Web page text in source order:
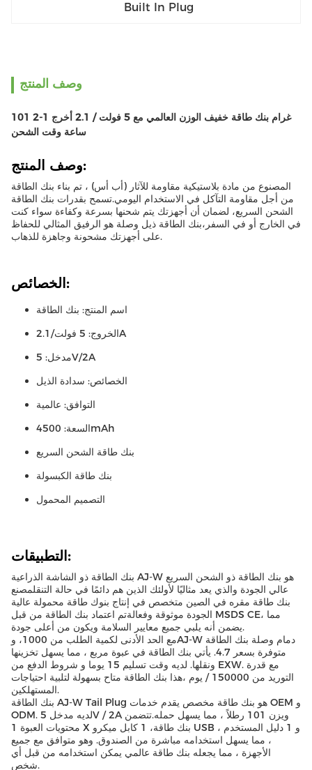
Built In Plug
وصف المنتج
101 غرام بنك طاقة خفيف الوزن العالمي مع 5 فولت / 2.1 أخرج 1-2
ساعة وقت الشحن
وصف المنتج:
المصنوع من مادة بلاستيكية مقاومة للآثار (أب أس) ، تم بناء بنك الطاقة
من أجل مقاومة التآكل في الاستخدام اليومي.تسمح بقدرات بنك الطاقة
الشحن السريع، لضمان أن أجهزتك يتم شحنها بسرعة وكفاءة سواء كنت
في الخارج أو في السفر،بنك الطاقة ذيل وصلة هو الرفيق المثالي للحفاظ
على أجهزتك مشحونة وجاهزة للذهاب.
الخصائص:
اسم المنتج: بنك الطاقة
الخروج: 5 فولت/2.1A
مدخل: 5V/2A
الخصائص: سدادة الذيل
التوافق: عالمية
السعة: 4500mAh
بنك طاقة الشحن السريع
بنك طاقة الكبسولة
التصميم المحمول
التطبيقات:
بنك الطاقة ذو الشاشة الذراعية AJ-W هو بنك الطاقة ذو الشحن السريع
عالي الجودة والذي يعد مثاليًا لأولئك الذين هم دائمًا في حالة التنقلمصنع
بنك طاقة مقره في الصين متخصص في إنتاج بنوك طاقة محمولة عالية
الجودة موثوقة وفعالةتم اعتماد بنك الطاقة من قبل MSDS CE، مما
يضمن أنه يلبي جميع معايير السلامة ويكون من أعلى جودة.
مع الحد الأدنى لكمية الطلب من 1000، وAJ-W دمام وصلة بنك الطاقة
متوفرة بسعر 4.7. يأتي بنك الطاقة في عبوة مربع ، مما يسهل تخزينها
ونقلها. لديه وقت تسليم 15 يوما و شروط الدفع من EXW. مع قدرة
التوريد من 150000 / يوم ،هذا بنك الطاقة متاح بسهولة لتلبية احتياجات
المستهلكين.
بنك الطاقة AJ-W Tail Plug هو بنك طاقة مخصص يقدم خدمات OEM و
ODM. لديه مدخل 5V / 2A ويزن 101 رطلاً ، مما يسهل حمله.تتضمن
محتويات العبوة 1 X بنك طاقة، 1 كابل ميكرو USB ، و 1 دليل المستخدم
، مما يسهل استخدامه مباشرة من الصندوق. وهو متوافق مع جميع
الأجهزة ، مما يجعله بنك طاقة عالمي يمكن استخدامه من قبل أي
شخص.